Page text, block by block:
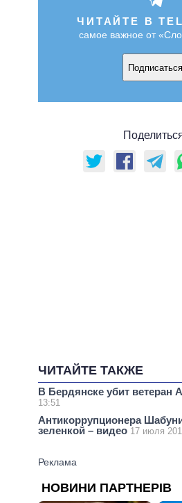
ЧИТАЙТЕ В
самое важное от
Подписаться
ЧИТАЙТЕ ТАКЖЕ
В Бердянске убит ветеран
13:51
Антикоррупционера
зеленкой – видео 17 июля